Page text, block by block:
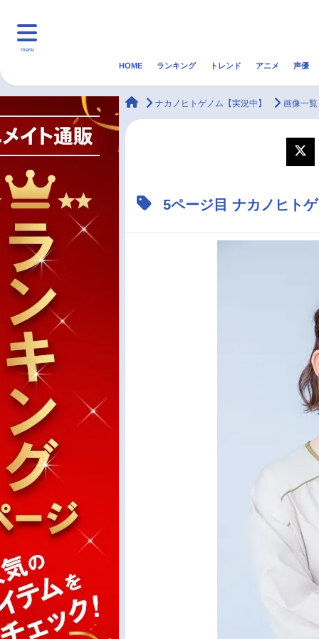
menu
マンガ・ラノベ 音楽
アニメ記事一覧
声優記事一覧
HOME ランキング トレンド アニメ 声優
animateTimes
ナカノヒトゲノム【実況中】 画像一覧
5ページ目 ナカノヒト